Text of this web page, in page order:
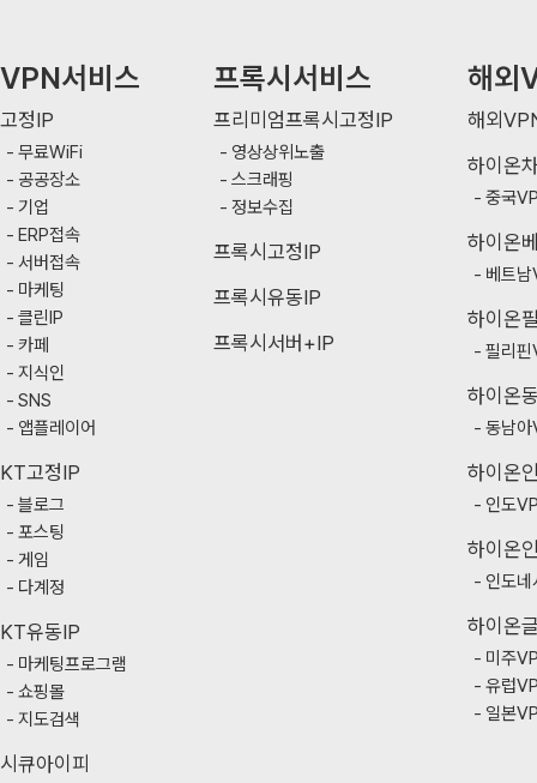
VPN서비스
고정IP
무료WiFi
공공장소
기업
ERP접속
서버접속
마케팅
클린IP
카페
지식인
SNS
앱플레이어
KT고정IP
블로그
포스팅
게임
다계정
KT유동IP
마케팅프로그램
쇼핑몰
지도검색
시큐아이피
프록시서비스
프리미엄프록시고정IP
영상상위노출
스크래핑
정보수집
프록시고정IP
프록시유동IP
프록시서버+IP
해외
해외
하이온
중국
하이온
베트
하이온
필리
하이온
동남
하이온
인도
하이온
인도
하이온
미주
유럽
일본